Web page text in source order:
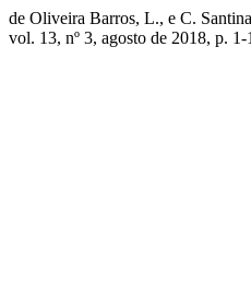
de Oliveira Barros, L., e C.
vol. 13, nº 3, agosto de 2018, p.